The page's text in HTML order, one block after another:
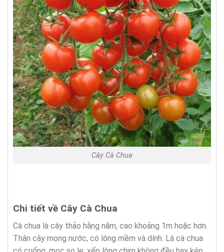
Cây Cà Chua
Chi tiết về Cây Cà Chua
Cà chua là cây thảo hằng năm, cao khoảng 1m hoặc hơn.
Thân cây mọng nước, có lông mềm và dính. Lá cà chua